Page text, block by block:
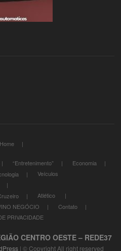
Home
“Entretenimento”
Economia
Veículos
Atlético
NEGÓCIO
Contato
PRIVACIDADE
CENTRO OESTE – REDE37
| © Copyright All right reserved